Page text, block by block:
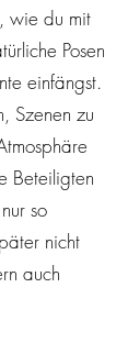
wie du mit
Posen
einfängst.
Szenen zu
Beteiligten
so
nicht
auch